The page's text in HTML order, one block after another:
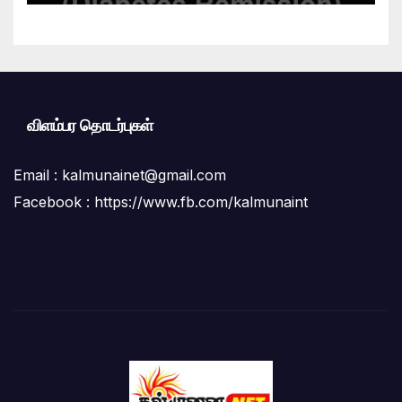
விளம்பர தொடர்புகள்
Email : kalmunainet@gmail.com
Facebook : https://www.fb.com/kalmunaint